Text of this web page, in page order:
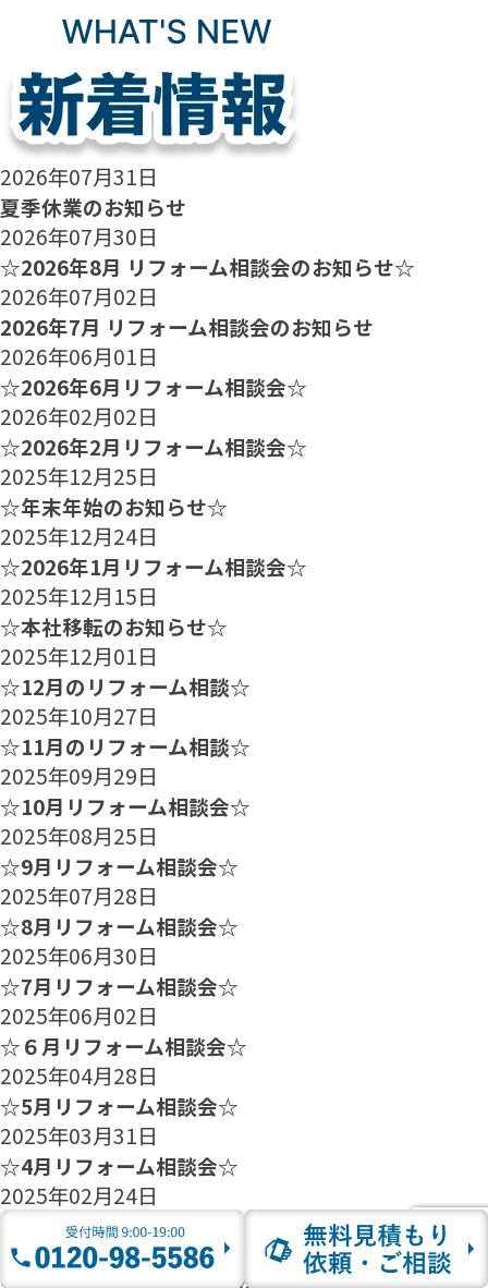
2026年07月31日
夏季休業のお知らせ
2026年07月30日
☆2026年8月 リフォーム相談会のお知らせ☆
2026年07月02日
2026年7月 リフォーム相談会のお知らせ
2026年06月01日
☆2026年6月リフォーム相談会☆
2026年02月02日
☆2026年2月リフォーム相談会☆
2025年12月25日
☆年末年始のお知らせ☆
2025年12月24日
☆2026年1月リフォーム相談会☆
2025年12月15日
☆本社移転のお知らせ☆
2025年12月01日
☆12月のリフォーム相談☆
2025年10月27日
☆11月のリフォーム相談☆
2025年09月29日
☆10月リフォーム相談会☆
2025年08月25日
☆9月リフォーム相談会☆
2025年07月28日
☆8月リフォーム相談会☆
2025年06月30日
☆7月リフォーム相談会☆
2025年06月02日
☆６月リフォーム相談会☆
2025年04月28日
☆5月リフォーム相談会☆
2025年03月31日
☆4月リフォーム相談会☆
2025年02月24日
☆3月リフォーム相談会☆
2025年01月27日